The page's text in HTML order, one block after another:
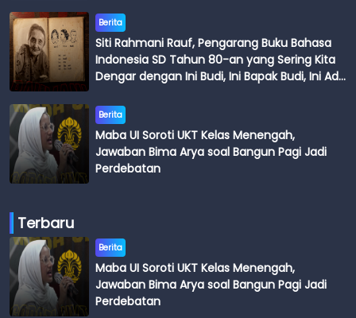
Berita
Siti Rahmani Rauf, Pengarang Buku Bahasa
Indonesia SD Tahun 80-an yang Sering Kita
Dengar dengan Ini Budi, Ini Bapak Budi, Ini Adik
Berita
Maba UI Soroti UKT Kelas Menengah,
Jawaban Bima Arya soal Bangun Pagi Jadi
Perdebatan
Terbaru
Berita
Maba UI Soroti UKT Kelas Menengah,
Jawaban Bima Arya soal Bangun Pagi Jadi
Perdebatan